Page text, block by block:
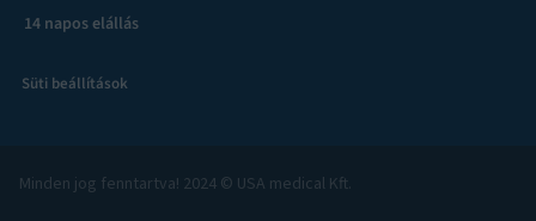
14 napos elállás
Süti beállítások
Minden jog fenntartva! 2024 © USA medical Kft.